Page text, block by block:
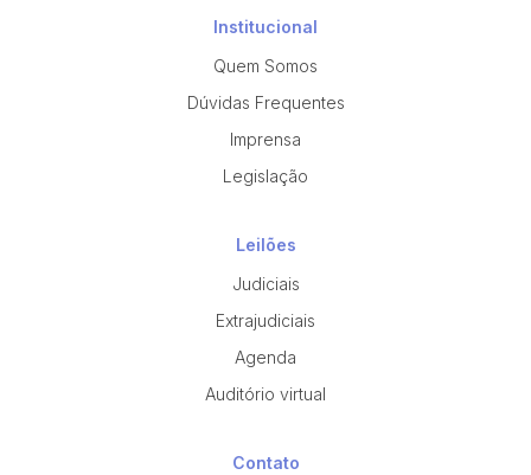
Institucional
Quem Somos
Dúvidas Frequentes
Imprensa
Legislação
Leilões
Judiciais
Extrajudiciais
Agenda
Auditório virtual
Contato